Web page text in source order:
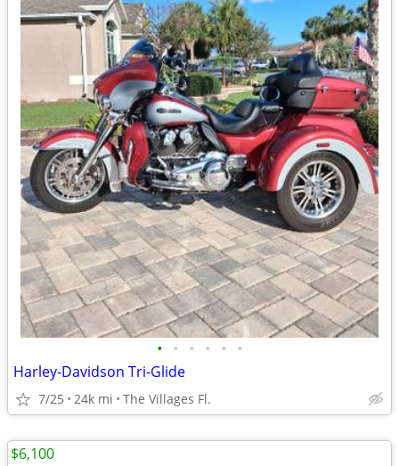
• • • • • •
Harley-Davidson Tri-Glide
7/25 24k mi The Villages Fl.
$6,100